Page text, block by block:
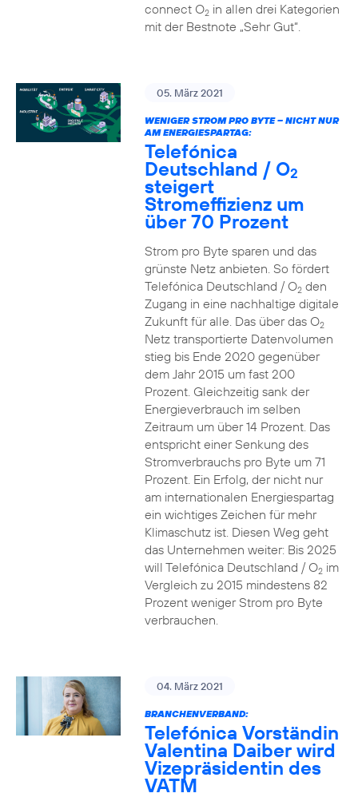
connect O2in allen drei Kategorien
mit der Bestnote „Sehr Gut“.
05. März 2021
WENIGER STROM PRO BYTE – NICHT NUR
AM ENERGIESPARTAG:
Telefónica
Deutschland / O2
steigert
Stromeffizienz um
über 70 Prozent
Strom pro Byte sparen und das
grünste Netz anbieten. So fördert
Telefónica Deutschland / O2den
Zugang in eine nachhaltige digitale
Zukunft für alle. Das über das O2
Netz transportierte Datenvolumen
stieg bis Ende 2020 gegenüber
dem Jahr 2015 um fast 200
Prozent. Gleichzeitig sank der
Energieverbrauch im selben
Zeitraum um über 14 Prozent. Das
entspricht einer Senkung des
Stromverbrauchs pro Byte um 71
Prozent. Ein Erfolg, der nicht nur
am internationalen Energiespartag
ein wichtiges Zeichen für mehr
Klimaschutz ist. Diesen Weg geht
das Unternehmen weiter: Bis 2025
will Telefónica Deutschland / O2im
Vergleich zu 2015 mindestens 82
Prozent weniger Strom pro Byte
verbrauchen.
04. März 2021
BRANCHENVERBAND:
Telefónica Vorständin
Valentina Daiber wird
Vizepräsidentin des
VATM